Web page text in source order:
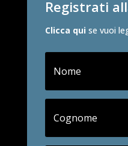
Registrati
Clicca qui se vuoi